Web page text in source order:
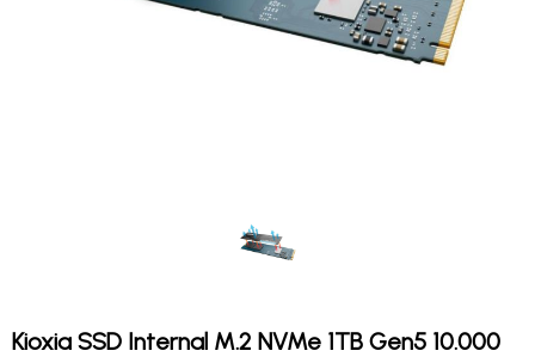
Kioxia SSD Internal M.2 NVMe 1TB Gen5 10.000